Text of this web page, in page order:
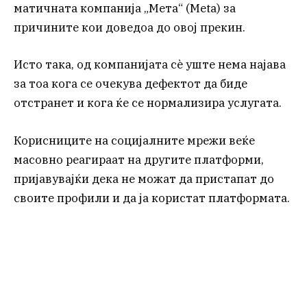
матичната компанија „Мета“ (Meta) за
причините кои доведоа до овој прекин.
Исто така, од компанијата сè уште нема најава
за тоа кога се очекува дефектот да биде
отстранет и кога ќе се нормализира услугата.
Корисниците на социјалните мрежи веќе
масовно реагираат на другите платформи,
пријавувајќи дека не можат да пристапат до
своите профили и да ја користат платформата.